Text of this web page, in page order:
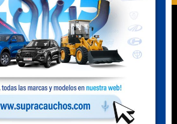
Contacto
Celular Perú
(+51) 941 541 444
Celular Ecuador
(+593) 99 078 6063